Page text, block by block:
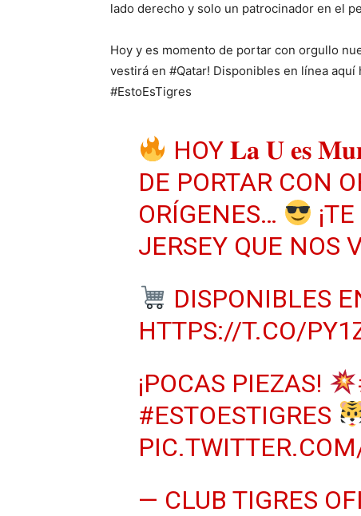
lado derecho y solo un patrocinador en el
Hoy y es momento de portar con orgullo
vestirá en #Qatar! Disponibles en línea aquí
#EstoEsTigres
HOY 𝐋𝐚 𝐔 𝐞𝐬
DE PORTAR CON
ORÍGENES…
JERSEY QUE NOS
DISPONIBLES
HTTPS://T.CO/
¡POCAS PIEZAS!
#ESTOESTIGRES
— CLUB TIGRES